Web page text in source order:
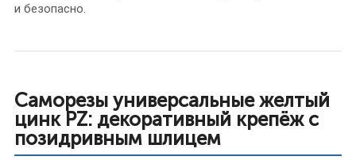
и безопасно.
Саморезы универсальные желтый
цинк PZ: декоративный крепёж с
позидривным шлицем